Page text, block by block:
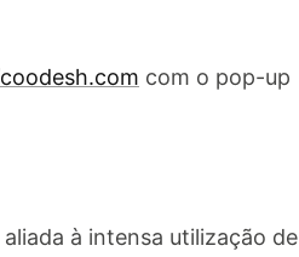
com o pop-up
à intensa utilização de